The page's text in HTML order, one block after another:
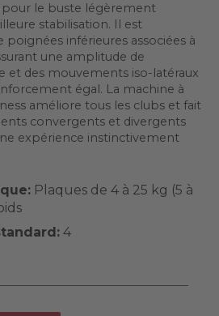
pour le buste légèrement
stabilisation. Il est
inférieures associées à
une amplitude de
et des mouvements iso-latéraux
égal. La machine à
améliore tous les clubs et fait
convergents et divergents
expérience instinctivement
Plaques de 4 à 25 kg (5 à
4